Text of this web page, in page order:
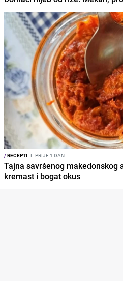
/RECEPTI I PRIJE 1 DAN
Tajna savršenog makedonskog
kremast i bogat okus